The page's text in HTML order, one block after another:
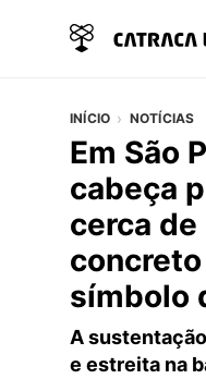
INÍCIO NOTÍCIAS
Em São
cabeça
cerca
símbolo
A
e estreita na